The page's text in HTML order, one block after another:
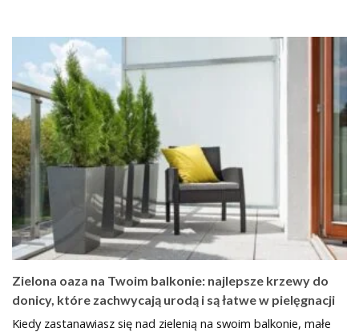
Zielona oaza na Twoim balkonie: najlepsze krzewy do
donicy, które zachwycają urodą i są łatwe w pielęgnacji
Kiedy zastanawiasz się nad zielenią na swoim balkonie, małe